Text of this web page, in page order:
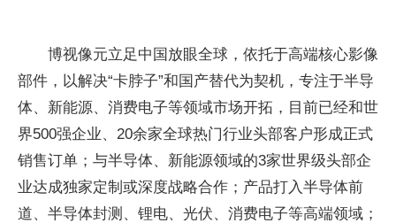
博视像元立足中国放眼全球，依托于高端核心影像
部件，以解决“卡脖子”和国产替代为契机，专注于半导
体、新能源、消费电子等领域市场开拓，目前已经和世
界500强企业、20余家全球热门行业头部客户形成正式
销售订单；与半导体、新能源领域的3家世界级头部企
业达成独家定制或深度战略合作；产品打入半导体前
道、半导体封测、锂电、光伏、消费电子等高端领域；